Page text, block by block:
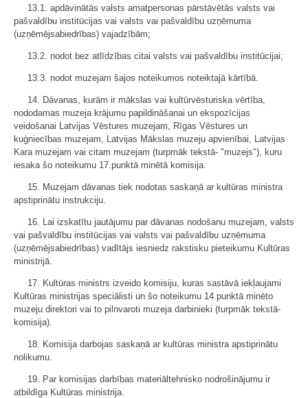
13.1. apdāvinātās valsts amatpersonas pārstāvētās valsts vai
pašvaldību institūcijas vai valsts vai pašvaldību uzņēmuma
(uzņēmējsabiedrības) vajadzībām;
13.2. nodot bez atlīdzības citai valsts vai pašvaldību institūcijai;
13.3. nodot muzejam šajos noteikumos noteiktajā kārtībā.
14. Dāvanas, kurām ir mākslas vai kultūrvēsturiska vērtība,
nododamas muzeja krājumu papildināšanai un ekspozīcijas
veidošanai Latvijas Vēstures muzejam, Rīgas Vēstures un
kuģniecības muzejam, Latvijas Mākslas muzeju apvienībai, Latvijas
Kara muzejam vai citam muzejam (turpmāk tekstā- "muzejs"), kuru
iesaka šo noteikumu 17.punktā minētā komisija.
15. Muzejam dāvanas tiek nodotas saskaņā ar kultūras ministra
apstiprinātu instrukciju.
16. Lai izskatītu jautājumu par dāvanas nodošanu muzejam, valsts
vai pašvaldību institūcijas vai valsts vai pašvaldību uzņēmuma
(uzņēmējsabiedrības) vadītājs iesniedz rakstisku pieteikumu Kultūras
ministrijā.
17. Kultūras ministrs izveido komisiju, kuras sastāvā iekļaujami
Kultūras ministrijas speciālisti un šo noteikumu 14.punktā minēto
muzeju direktori vai to pilnvaroti muzeja darbinieki (turpmāk tekstā-
komisija).
18. Komisija darbojas saskaņā ar kultūras ministra apstiprinātu
nolikumu.
19. Par komisijas darbības materiāltehnisko nodrošinājumu ir
atbildīga Kultūras ministrija.